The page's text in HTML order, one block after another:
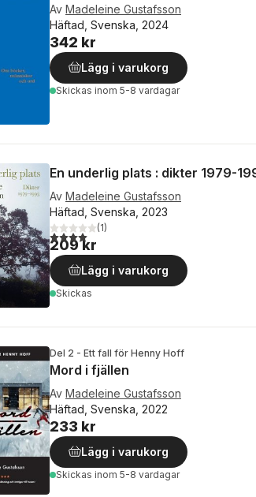
Av Madeleine Gustafsson
Häftad, Svenska, 2024
342 kr
Lägg i varukorg
Skickas inom 5-8 vardagar
En underlig plats : dikter 1979-
Av Madeleine Gustafsson
Häftad, Svenska, 2023
4,0utav 5 stjärnor. Totalt antal röster:
(1)
209 kr
Lägg i varukorg
Skickas
Del 2 - Ett fall för Henny Hoff
Mord i fjällen
Av Madeleine Gustafsson
Häftad, Svenska, 2022
233 kr
Lägg i varukorg
Skickas inom 5-8 vardagar